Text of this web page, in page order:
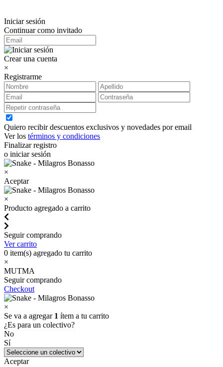
Iniciar sesión
Continuar como invitado
Crear una cuenta
×
Registrarme
Quiero recibir descuentos exclusivos y novedades por email
Ver los términos y condiciones
Finalizar registro
o iniciar sesión
×
Aceptar
×
Producto agregado a carrito
Seguir comprando
Ver carrito
0 item(s) agregado tu carrito
×
MUTMA
Seguir comprando
Checkout
×
Se va a agregar 1 ítem a tu carrito
¿Es para un colectivo?
No
Sí
Aceptar